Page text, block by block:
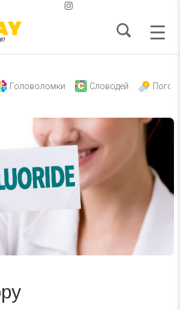
Головоломки Словодей